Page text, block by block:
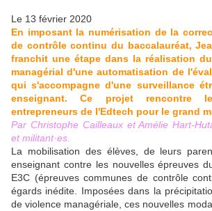
Le 13 février 2020
En imposant la numérisation de la
de contrôle continu du baccalauréat,
franchit une étape dans la réalisation
managérial d'une automatisation de
qui s'accompagne d'une surveillance
enseignant. Ce projet rencontre
entrepreneurs de l'Edtech pour le grand
Par Christophe Cailleaux et Amélie Hart-
et militant·es.
La mobilisation des élèves, de leurs
enseignant contre les nouvelles épreuves
E3C (épreuves communes de contrôle
égards inédite. Imposées dans la
de violence managériale, ces nouvelles